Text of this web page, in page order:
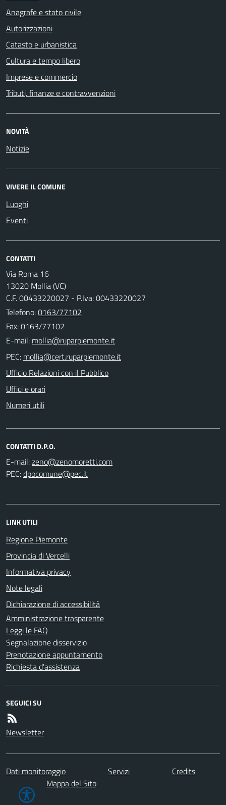
Anagrafe e stato civile
Autorizzazioni
Catasto e urbanistica
Cultura e tempo libero
Imprese e commercio
Tributi, finanze e contravvenzioni
NOVITÀ
Notizie
VIVERE IL COMUNE
Luoghi
Eventi
CONTATTI
Via Roma 16
13020 Mollia (VC)
C.F. 00433220027 - P.Iva: 00433220027
Telefono:0163/77102
Fax: 0163/77102
E-mail:
PEC:
Ufficio Relazioni con il Pubblico
Uffici e orari
Numeri utili
CONTATTI D.P.O.
E-mail:
PEC:
LINK UTILI
Regione Piemonte
Provincia di Vercelli
Informativa privacy
Note legali
Dichiarazione di accessibilità
Amministrazione trasparente
Leggi le FAQ
Segnalazione disservizio
Prenotazione appuntamento
Richiesta d'assistenza
SEGUICI SU
Newsletter
Dati monitoraggio Servizi
Credits
Mappa del Sito